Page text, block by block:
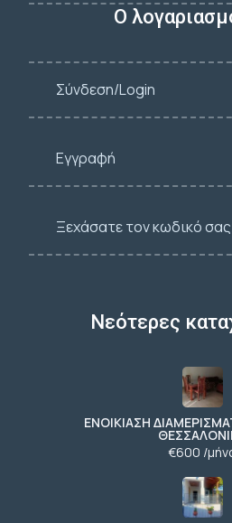
Ο
Σύνδεση/Login
Εγγραφή
Ξεχάσατε τον κωδικό
Νεότερες
ΕΝΟΙΚΙΑΣΗ
€600 /